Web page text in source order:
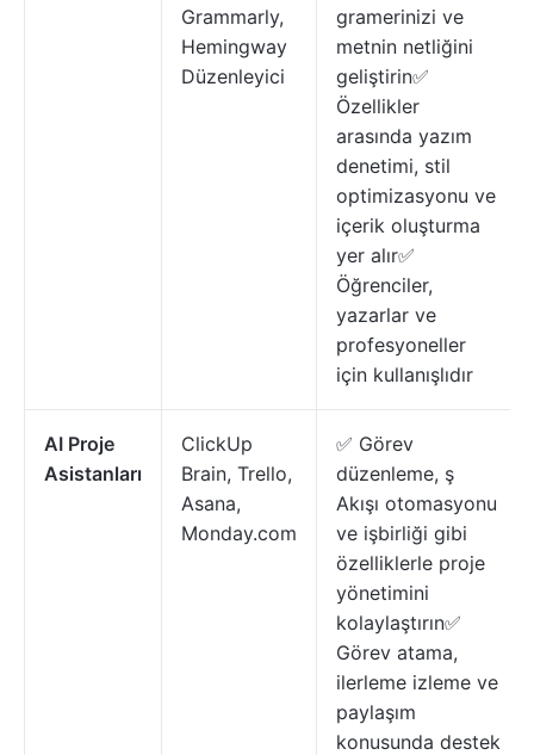
Grammarly,
Hemingway
Düzenleyici
gramerinizi ve
metnin netliğini
geliştirin✅
Özellikler
arasında yazım
denetimi, stil
optimizasyonu ve
içerik oluşturma
yer alır✅
Öğrenciler,
yazarlar ve
profesyoneller
için kullanışlıdır
AI Proje
Asistanları
ClickUp
Brain, Trello,
Asana,
Monday.com
✅ Görev
düzenleme, ş
Akışı otomasyonu
ve işbirliği gibi
özelliklerle proje
yönetimini
kolaylaştırın✅
Görev atama,
ilerleme izleme ve
paylaşım
konusunda destek